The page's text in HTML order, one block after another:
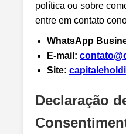
política ou sobre
entre em contato
WhatsApp
E-mail:
Site:
Declaração